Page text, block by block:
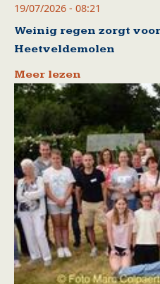
19/07/2026 - 08:21
Weinig regen zorgt
Heetveldemolen
Meer lezen